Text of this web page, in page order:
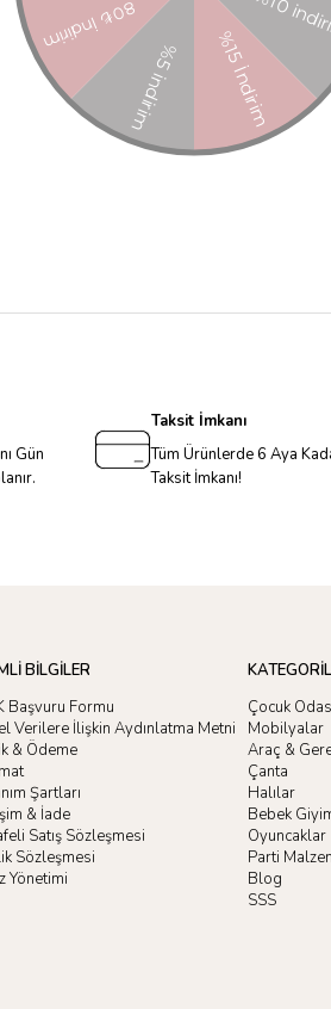
Gün
Taksit İmkanı
Tüm Ürünlerde 6 Aya
Taksit İmkanı!
BİLGİLER
Başvuru Formu
Verilere İlişkin Aydınlatma Metni
& Ödeme
Şartları
& İade
Satış Sözleşmesi
Sözleşmesi
Yönetimi
Çocuk
Mobilyalar
Araç &
Çanta
Halılar
Bebek
Oyuncaklar
Parti
Blog
SSS